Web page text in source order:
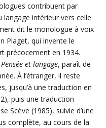
contribuent par
langage intérieur vers celle
dit le monologue à voix
Piaget, qui invente le
précocement en 1934.
Pensée et langage, paraît de
À l’étranger, il reste
jusqu’à une traduction en
puis une traduction
Scève (1985), suivie d’une
complète, au cours de la